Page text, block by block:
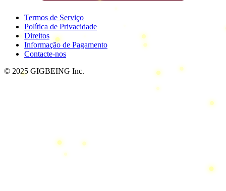
Termos de Serviço
Política de Privacidade
Direitos
Informação de Pagamento
Contacte-nos
© 2025 GIGBEING Inc.